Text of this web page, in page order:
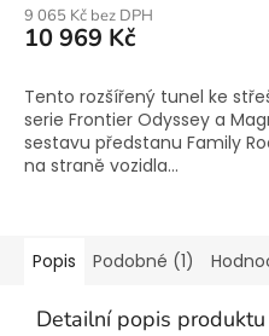
9 065 Kč bez DPH
10 969 Kč
Tento rozšířený tunel ke
serie Frontier Odyssey a
sestavu předstanu Family
na straně vozidla...
Popis Podobné (1)
Detailní popis produktu